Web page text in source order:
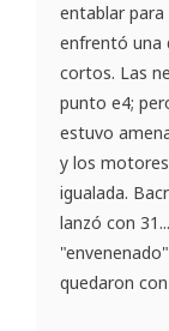
entablar para
enfrentó una
cortos. Las
punto e4;
estuvo
y los
igualada.
lanzó con
quedaron con